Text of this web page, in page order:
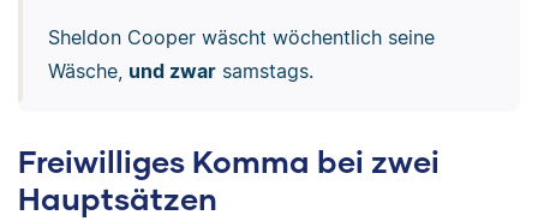
Sheldon Cooper wäscht wöchentlich seine
Wäsche, und zwarsamstags.
Freiwilliges Komma bei zwei
Hauptsätzen